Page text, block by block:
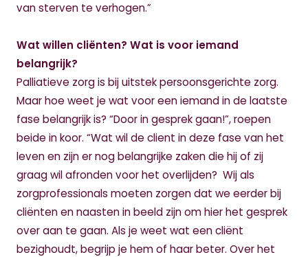
van sterven te verhogen.”
Wat willen cliënten? Wat is voor iemand
belangrijk?
Palliatieve zorg is bij uitstek persoonsgerichte zorg.
Maar hoe weet je wat voor een iemand in de laatste
fase belangrijk is? “Door in gesprek gaan!”, roepen
beide in koor. “Wat wil de client in deze fase van het
leven en zijn er nog belangrijke zaken die hij of zij
graag wil afronden voor het overlijden? Wij als
zorgprofessionals moeten zorgen dat we eerder bij
cliënten en naasten in beeld zijn om hier het gesprek
over aan te gaan. Als je weet wat een cliënt
bezighoudt, begrijp je hem of haar beter. Over het